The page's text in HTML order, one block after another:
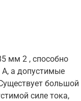
мм 2 , способно
А, а допустимые
большой
силе тока,